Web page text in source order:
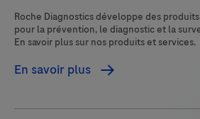
slides
prepared
from
fixed
Roche Diagnostics développe des
pour la prévention, le diagnostic et la
En savoir plus sur nos produits et services.
En savoir plus